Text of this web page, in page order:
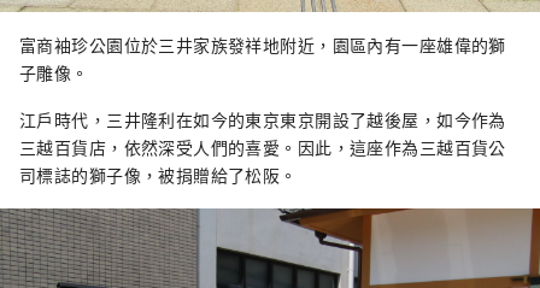
富商袖珍公園位於三井家族發祥地附近，園區內有一座雄偉的獅
子雕像。
江戶時代，三井隆利在如今的東京東京開設了越後屋，如今作為
三越百貨店，依然深受人們的喜愛。因此，這座作為三越百貨公
司標誌的獅子像，被捐贈給了松阪。